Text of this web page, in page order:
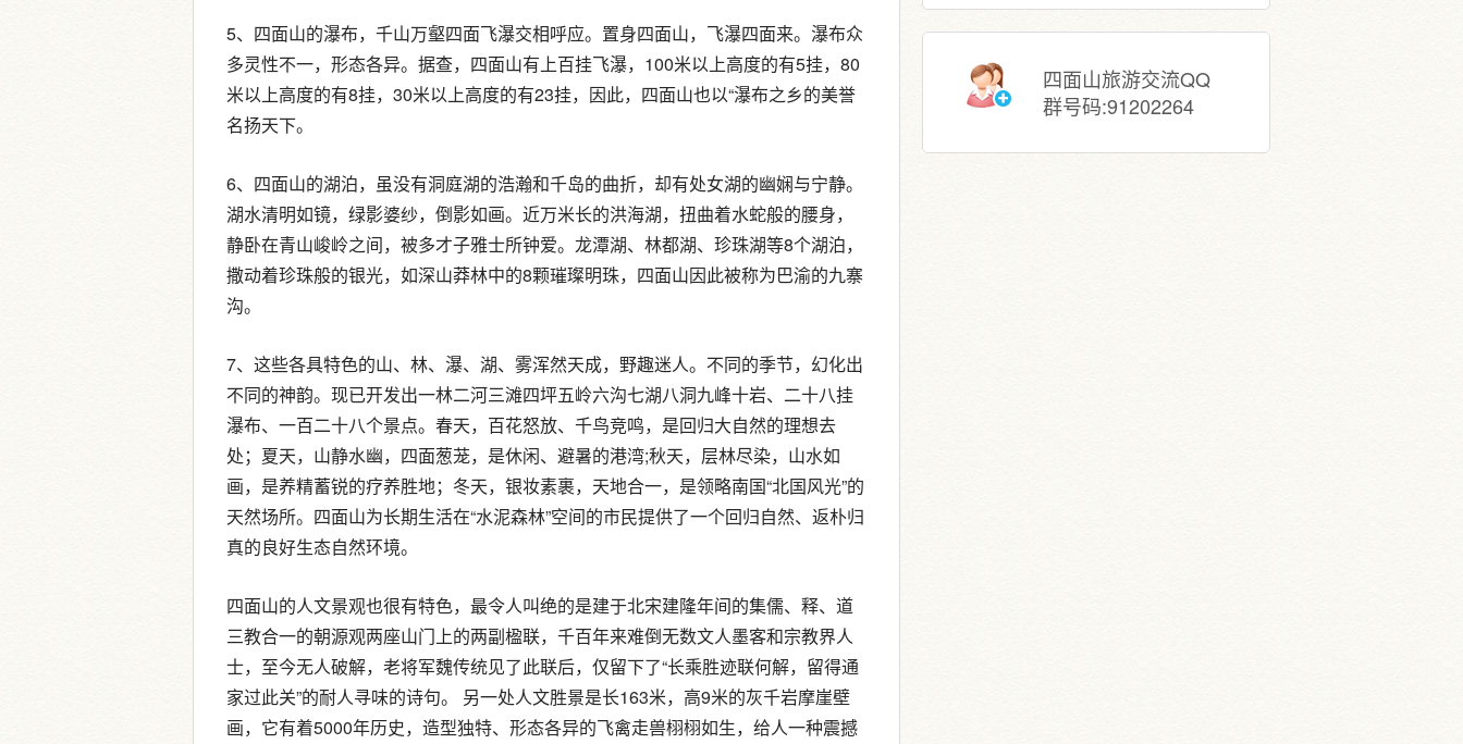
5、四面山的瀑布，千山万壑四面飞瀑交相呼应。置身四面山，飞瀑四面来。瀑布众
多灵性不一，形态各异。据查，四面山有上百挂飞瀑，100米以上高度的有5挂，80
米以上高度的有8挂，30米以上高度的有23挂，因此，四面山也以“瀑布之乡的美誉
名扬天下。
6、四面山的湖泊，虽没有洞庭湖的浩瀚和千岛的曲折，却有处女湖的幽娴与宁静。
湖水清明如镜，绿影婆纱，倒影如画。近万米长的洪海湖，扭曲着水蛇般的腰身，
静卧在青山峻岭之间，被多才子雅士所钟爱。龙潭湖、林都湖、珍珠湖等8个湖泊，
撒动着珍珠般的银光，如深山莽林中的8颗璀璨明珠，四面山因此被称为巴渝的九寨
沟。
7、这些各具特色的山、林、瀑、湖、雾浑然天成，野趣迷人。不同的季节，幻化出
不同的神韵。现已开发出一林二河三滩四坪五岭六沟七湖八洞九峰十岩、二十八挂
瀑布、一百二十八个景点。春天，百花怒放、千鸟竞鸣，是回归大自然的理想去
处；夏天，山静水幽，四面葱茏，是休闲、避暑的港湾;秋天，层林尽染，山水如
画，是养精蓄锐的疗养胜地；冬天，银妆素裹，天地合一，是领略南国“北国风光”的
天然场所。四面山为长期生活在“水泥森林”空间的市民提供了一个回归自然、返朴归
真的良好生态自然环境。
四面山的人文景观也很有特色，最令人叫绝的是建于北宋建隆年间的集儒、释、道
三教合一的朝源观两座山门上的两副楹联，千百年来难倒无数文人墨客和宗教界人
士，至今无人破解，老将军魏传统见了此联后，仅留下了“长乘胜迹联何解，留得通
家过此关”的耐人寻味的诗句。 另一处人文胜景是长163米，高9米的灰千岩摩崖壁
画，它有着5000年历史，造型独特、形态各异的飞禽走兽栩栩如生，给人一种震撼
四面山旅游交流QQ
群号码:91202264